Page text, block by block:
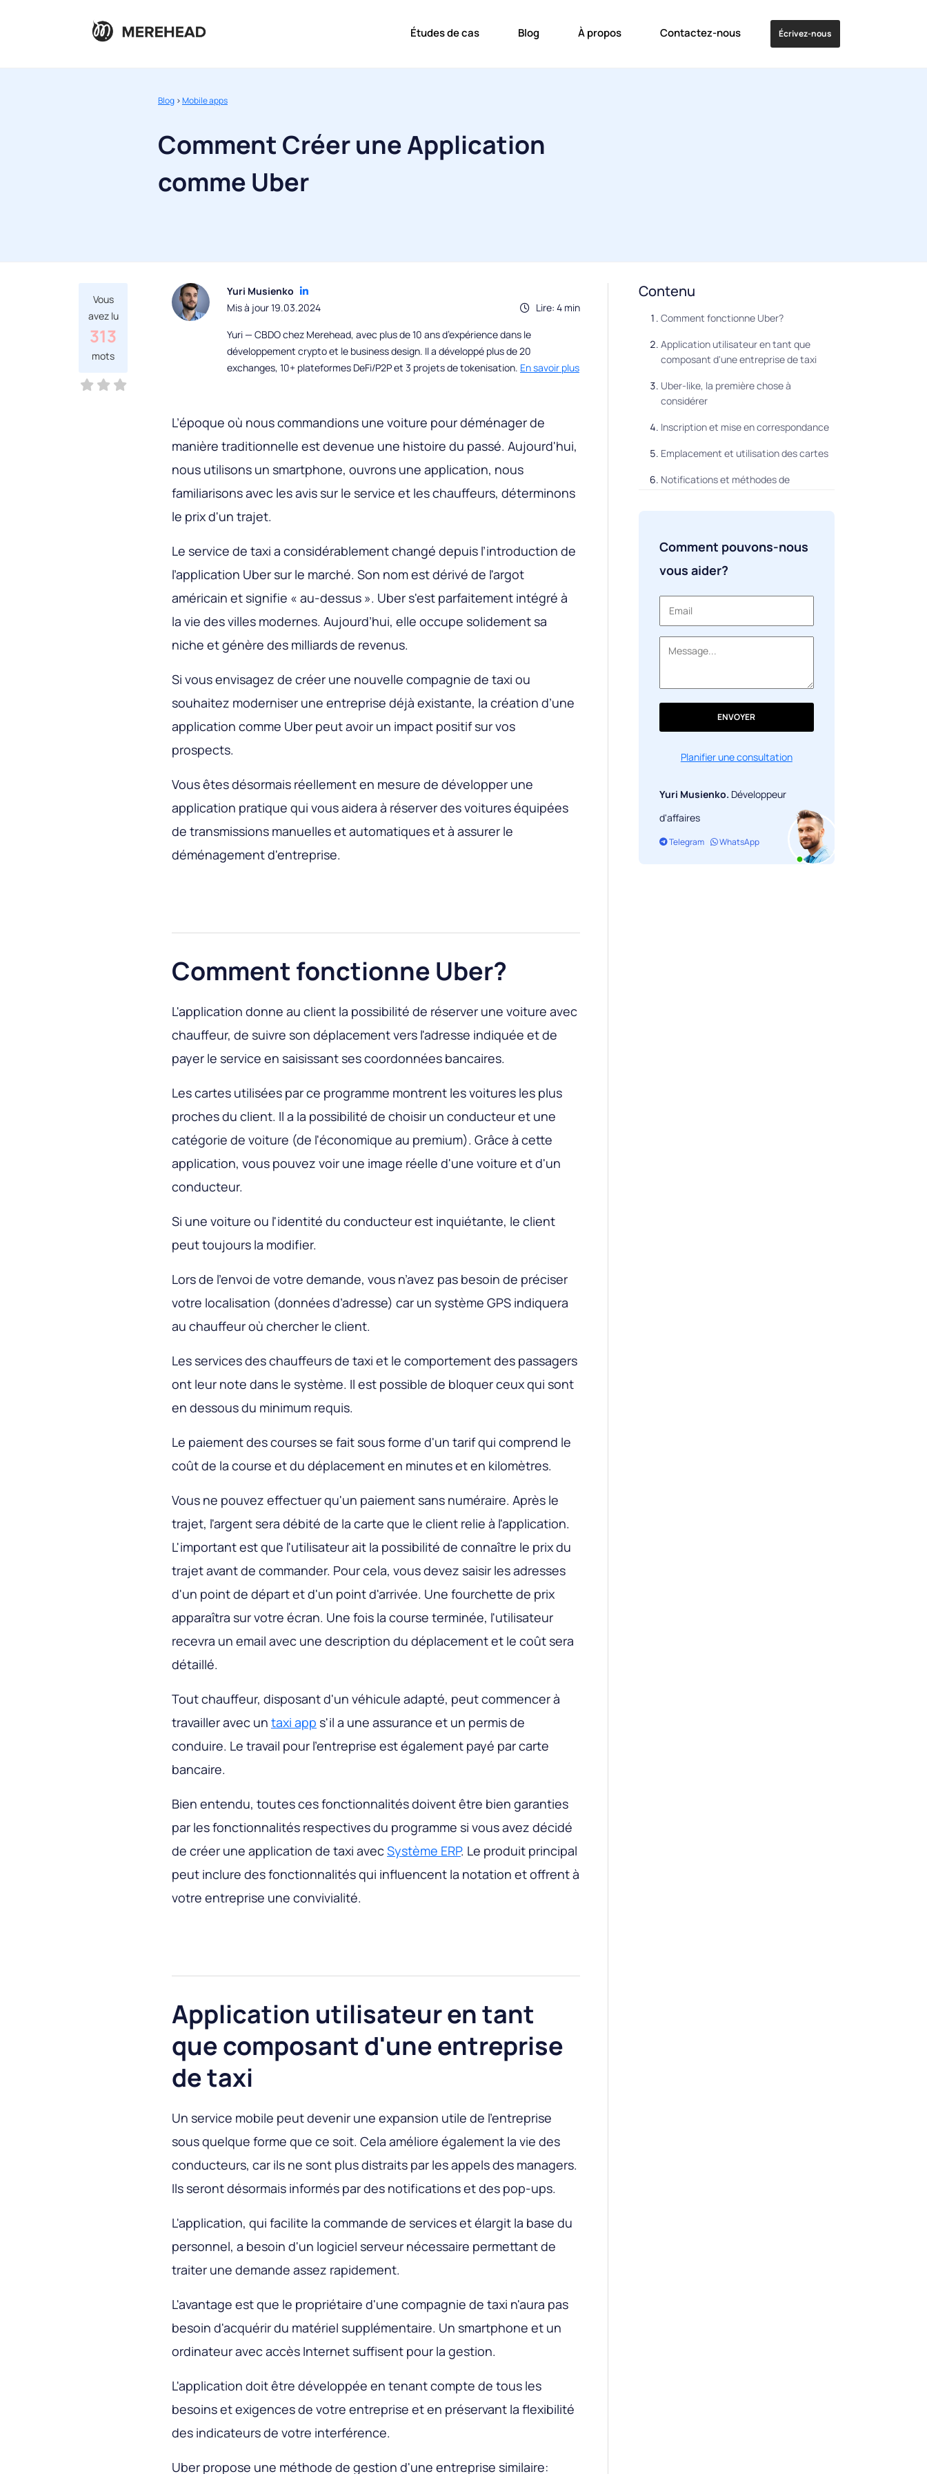
Études de cas Blog À propos Contactez-nous Écrivez-nous
Blog >Mobile apps
Comment Créer une Application
comme Uber
Vous
avez lu
313
mots
Yuri Musienko
Lire: 4 min
Mis à jour 19.03.2024
Yuri — CBDO chez Merehead, avec plus de 10 ans d’expérience dans le
développement crypto et le business design. Il a développé plus de 20
exchanges, 10+ plateformes DeFi/P2P et 3 projets de tokenisation. En savoir plus
L’époque où nous commandions une voiture pour déménager de
manière traditionnelle est devenue une histoire du passé. Aujourd'hui,
nous utilisons un smartphone, ouvrons une application, nous
familiarisons avec les avis sur le service et les chauffeurs, déterminons
le prix d'un trajet.
Le service de taxi a considérablement changé depuis l’introduction de
l’application Uber sur le marché. Son nom est dérivé de l'argot
américain et signifie « au-dessus ». Uber s'est parfaitement intégré à
la vie des villes modernes. Aujourd’hui, elle occupe solidement sa
niche et génère des milliards de revenus.
Si vous envisagez de créer une nouvelle compagnie de taxi ou
souhaitez moderniser une entreprise déjà existante, la création d’une
application comme Uber peut avoir un impact positif sur vos
prospects.
Vous êtes désormais réellement en mesure de développer une
application pratique qui vous aidera à réserver des voitures équipées
de transmissions manuelles et automatiques et à assurer le
déménagement d'entreprise.
Comment fonctionne Uber?
L'application donne au client la possibilité de réserver une voiture avec
chauffeur, de suivre son déplacement vers l'adresse indiquée et de
payer le service en saisissant ses coordonnées bancaires.
Les cartes utilisées par ce programme montrent les voitures les plus
proches du client. Il a la possibilité de choisir un conducteur et une
catégorie de voiture (de l'économique au premium). Grâce à cette
application, vous pouvez voir une image réelle d'une voiture et d'un
conducteur.
Si une voiture ou l'identité du conducteur est inquiétante, le client
peut toujours la modifier.
Lors de l’envoi de votre demande, vous n’avez pas besoin de préciser
votre localisation (données d’adresse) car un système GPS indiquera
au chauffeur où chercher le client.
Les services des chauffeurs de taxi et le comportement des passagers
ont leur note dans le système. Il est possible de bloquer ceux qui sont
en dessous du minimum requis.
Le paiement des courses se fait sous forme d'un tarif qui comprend le
coût de la course et du déplacement en minutes et en kilomètres.
Vous ne pouvez effectuer qu'un paiement sans numéraire. Après le
trajet, l'argent sera débité de la carte que le client relie à l'application.
L'important est que l'utilisateur ait la possibilité de connaître le prix du
trajet avant de commander. Pour cela, vous devez saisir les adresses
d'un point de départ et d'un point d'arrivée. Une fourchette de prix
apparaîtra sur votre écran. Une fois la course terminée, l'utilisateur
recevra un email avec une description du déplacement et le coût sera
détaillé.
Tout chauffeur, disposant d'un véhicule adapté, peut commencer à
travailler avec un taxi app s'il a une assurance et un permis de
conduire. Le travail pour l'entreprise est également payé par carte
bancaire.
Bien entendu, toutes ces fonctionnalités doivent être bien garanties
par les fonctionnalités respectives du programme si vous avez décidé
de créer une application de taxi avecSystème ERP. Le produit principal
peut inclure des fonctionnalités qui influencent la notation et offrent à
votre entreprise une convivialité.
Application utilisateur en tant
que composant d'une entreprise
de taxi
Un service mobile peut devenir une expansion utile de l’entreprise
sous quelque forme que ce soit. Cela améliore également la vie des
conducteurs, car ils ne sont plus distraits par les appels des managers.
Ils seront désormais informés par des notifications et des pop-ups.
L'application, qui facilite la commande de services et élargit la base du
personnel, a besoin d'un logiciel serveur nécessaire permettant de
traiter une demande assez rapidement.
L'avantage est que le propriétaire d'une compagnie de taxi n'aura pas
besoin d'acquérir du matériel supplémentaire. Un smartphone et un
ordinateur avec accès Internet suffisent pour la gestion.
L'application doit être développée en tenant compte de tous les
besoins et exigences de votre entreprise et en préservant la flexibilité
des indicateurs de votre interférence.
Uber propose une méthode de gestion d'une entreprise similaire:
Contenu
Comment fonctionne Uber?
Application utilisateur en tant que
composant d'une entreprise de taxi
Uber-like, la première chose à
considérer
Inscription et mise en correspondance
Emplacement et utilisation des cartes
Notifications et méthodes de
Détails du véhicule et de l'utilisateur
Note
Tarif
Alors, combien coûtera le lancement
de l'application?
Comment pouvons-nous
vous aider?
ENVOYER
Planifier une consultation
Yuri Musienko. Développeur
d'affaires
Telegram WhatsApp